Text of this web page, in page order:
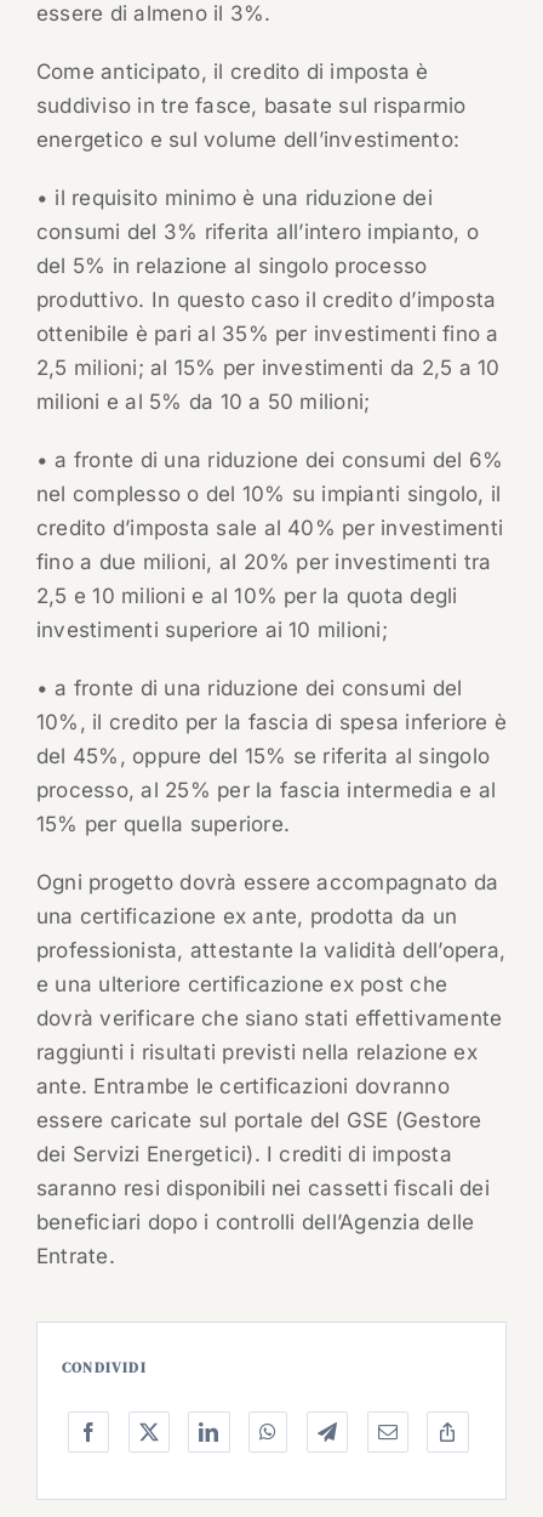
essere di almeno il 3%.
Come anticipato, il credito di imposta è
suddiviso in tre fasce, basate sul risparmio
energetico e sul volume dell’investimento:
• il requisito minimo è una riduzione dei
consumi del 3% riferita all’intero impianto, o
del 5% in relazione al singolo processo
produttivo. In questo caso il credito d’imposta
ottenibile è pari al 35% per investimenti fino a
2,5 milioni; al 15% per investimenti da 2,5 a 10
milioni e al 5% da 10 a 50 milioni;
• a fronte di una riduzione dei consumi del 6%
nel complesso o del 10% su impianti singolo, il
credito d’imposta sale al 40% per investimenti
fino a due milioni, al 20% per investimenti tra
2,5 e 10 milioni e al 10% per la quota degli
investimenti superiore ai 10 milioni;
• a fronte di una riduzione dei consumi del
10%, il credito per la fascia di spesa inferiore è
del 45%, oppure del 15% se riferita al singolo
processo, al 25% per la fascia intermedia e al
15% per quella superiore.
Ogni progetto dovrà essere accompagnato da
una certificazione ex ante, prodotta da un
professionista, attestante la validità dell’opera,
e una ulteriore certificazione ex post che
dovrà verificare che siano stati effettivamente
raggiunti i risultati previsti nella relazione ex
ante. Entrambe le certificazioni dovranno
essere caricate sul portale del GSE (Gestore
dei Servizi Energetici). I crediti di imposta
saranno resi disponibili nei cassetti fiscali dei
beneficiari dopo i controlli dell’Agenzia delle
Entrate.
CONDIVIDI